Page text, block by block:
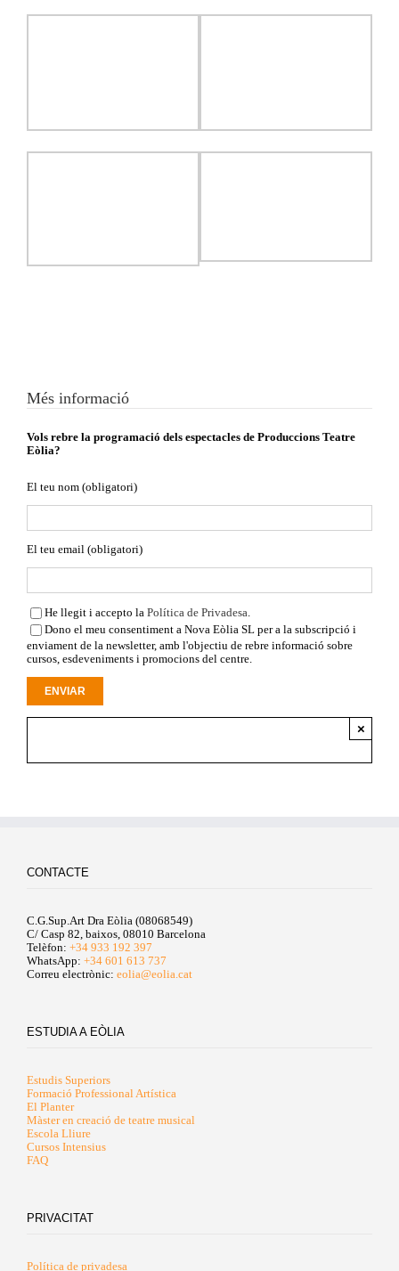
Més informació
Vols rebre la programació dels espectacles de Produccions Teatre
Eòlia?
El teu nom (obligatori)
El teu email (obligatori)
He llegit i accepto la Política de Privadesa
Dono el meu consentiment a Nova Eòlia SL per a la subscripció i
enviament de la newsletter, amb l'objectiu de rebre informació sobre
cursos, esdeveniments i promocions del centre.
×
CONTACTE
C.G.Sup.Art Dra Eòlia (08068549)
C/ Casp 82, baixos, 08010 Barcelona
Telèfon: +34 933 192 397
WhatsApp: +34 601 613 737
Correu electrònic: eolia@eolia.cat
ESTUDIA A EÒLIA
Estudis Superiors
Formació Professional Artística
El Planter
Màster en creació de teatre musical
Escola Lliure
Cursos Intensius
FAQ
PRIVACITAT
Política de privadesa